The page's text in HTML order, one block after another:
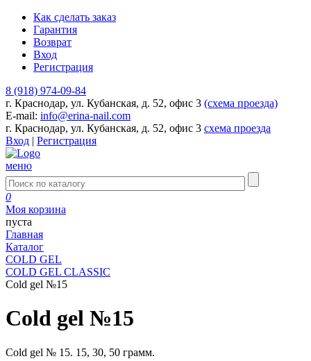
Как сделать заказ
Гарантия
Возврат
Вход
Регистрация
8 (918) 974-09-84
г. Краснодар, ул. Кубанская, д. 52, офис 3 (схема проезда)
E-mail: info@erina-nail.com
г. Краснодар, ул. Кубанская, д. 52, офис 3 схема проезда
Вход | Регистрация
меню
0
Моя корзина
пуста
Главная
Каталог
COLD GEL
COLD GEL CLASSIC
Cold gel №15
Cold gel №15
Cold gel № 15. 15, 30, 50 грамм.